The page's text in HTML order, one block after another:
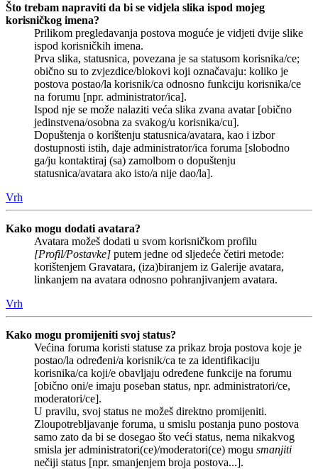
Što trebam napraviti da bi se vidjela slika ispod mojeg
korisničkog imena?
Prilikom pregledavanja postova moguće je vidjeti dvije slike
ispod korisničkih imena.
Prva slika, statusnica, povezana je sa statusom korisnika/ce;
obično su to zvjezdice/blokovi koji označavaju: koliko je
postova postao/la korisnik/ca odnosno funkciju korisnika/ce
na forumu [npr. administrator/ica].
Ispod nje se može nalaziti veća slika zvana avatar [obično
jedinstvena/osobna za svakog/u korisnika/cu].
Dopuštenja o korištenju statusnica/avatara, kao i izbor
dostupnosti istih, daje administrator/ica foruma [slobodno
ga/ju kontaktiraj (sa) zamolbom o dopuštenju
statusnica/avatara ako isto/a nije dao/la].
Vrh
Kako mogu dodati avatara?
Avatara možeš dodati u svom korisničkom profilu
[Profil/Postavke] putem jedne od sljedeće četiri metode:
korištenjem Gravatara, (iza)biranjem iz Galerije avatara,
linkanjem na avatara odnosno pohranjivanjem avatara.
Vrh
Kako mogu promijeniti svoj status?
Većina foruma koristi statuse za prikaz broja postova koje je
postao/la određeni/a korisnik/ca te za identifikaciju
korisnika/ca koji/e obavljaju određene funkcije na forumu
[obično oni/e imaju poseban status, npr. administratori/ce,
moderatori/ce].
U pravilu, svoj status ne možeš direktno promijeniti.
Zloupotrebljavanje foruma, u smislu postanja puno postova
samo zato da bi se dosegao što veći status, nema nikakvog
smisla jer administratori(ce)/moderatori(ce) mogu smanjiti
nečiji status [npr. smanjenjem broja postova...].